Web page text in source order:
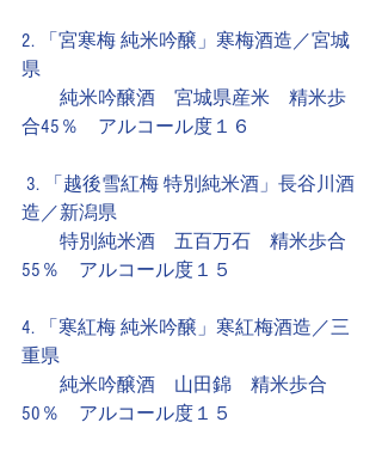
2. 「宮寒梅 純米吟醸」寒梅酒造／宮城
県
純米吟醸酒　宮城県産米　精米歩
合45％　アルコール度１６
造／新潟県
特別純米酒　五百万石　精米歩合
55％　アルコール度１５
4. 「寒紅梅 純米吟醸」寒紅梅酒造／三
重県
純米吟醸酒　山田錦　精米歩合
50％　アルコール度１５